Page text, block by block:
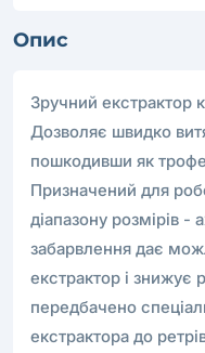
Опис
Зручний екстрактор
Дозволяє швидко
пошкодивши як
Призначений для
діапазону розмірів
забарвлення дає
екстрактор і знижує
передбачено
екстрактора до